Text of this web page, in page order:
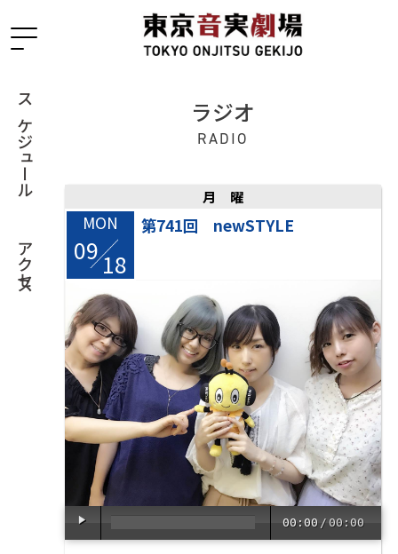
スケジュール
アクセス
ラジオ
RADIO
月曜
MON
0918
第741回 newSTYLE
00:00 /00:00